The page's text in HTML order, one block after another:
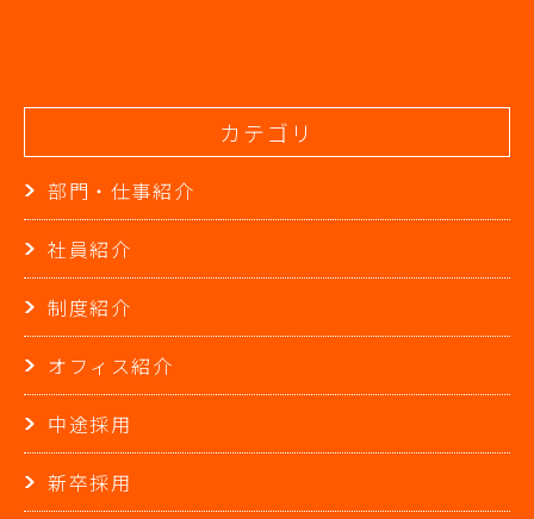
カテゴリ
部門・仕事紹介
社員紹介
制度紹介
オフィス紹介
中途採用
新卒採用